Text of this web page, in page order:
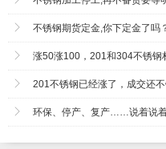
不锈钢期货定金,你下定金了吗
涨50涨100，201和304不锈钢
201不锈钢已经涨了，成交还
环保、停产、复产……说着说着